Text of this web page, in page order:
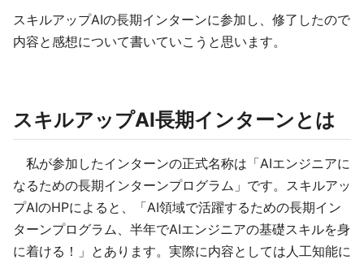
スキルアップAIの長期インターンに参加し、修了したので
内容と感想について書いていこうと思います。
スキルアップAI長期インターンとは
私が参加したインターンの正式名称は「AIエンジニアに
なるための長期インターンプログラム」です。スキルアッ
プAIのHPによると、「AI領域で活躍するための長期イン
ターンプログラム、半年でAIエンジニアの基礎スキルを身
に着ける！」とあります。実際に内容としては人工知能に